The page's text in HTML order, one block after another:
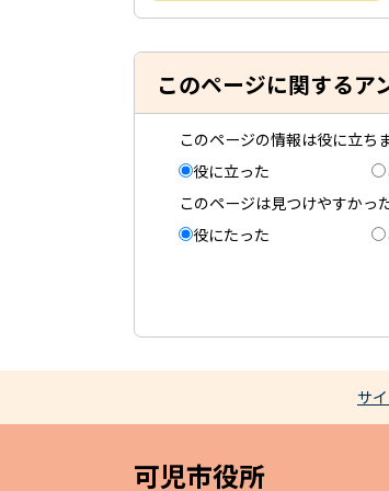
このページに関するア
このページの情報は役に立ち
役に立った
このページは見つけやすかっ
役にたった
サ
可児市役所